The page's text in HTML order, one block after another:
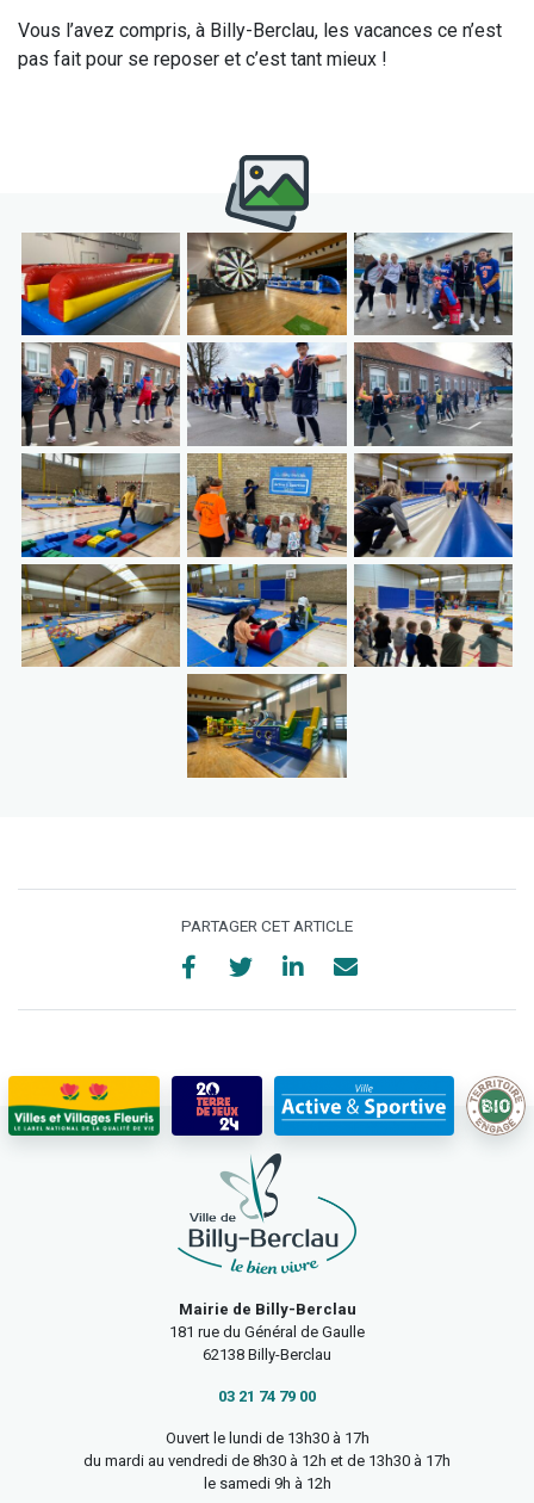
Vous l’avez compris, à Billy-Berclau, les vacances ce n’est
pas fait pour se reposer et c’est tant mieux !
PARTAGER CET ARTICLE
Mairie de Billy-Berclau
181 rue du Général de Gaulle
62138 Billy-Berclau
03 21 74 79 00
Ouvert le lundi de 13h30 à 17h
du mardi au vendredi de 8h30 à 12h et de 13h30 à 17h
le samedi 9h à 12h